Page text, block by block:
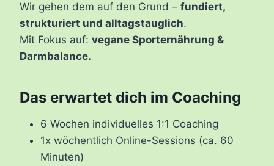
Wir gehen dem auf den Grund – fundiert,
strukturiert und alltagstauglich.
Mit Fokus auf: vegane Sporternährung &
Darmbalance.
Das erwartet dich im Coaching
6 Wochen individuelles 1:1 Coaching
1x wöchentlich Online-Sessions (ca. 60
Minuten)